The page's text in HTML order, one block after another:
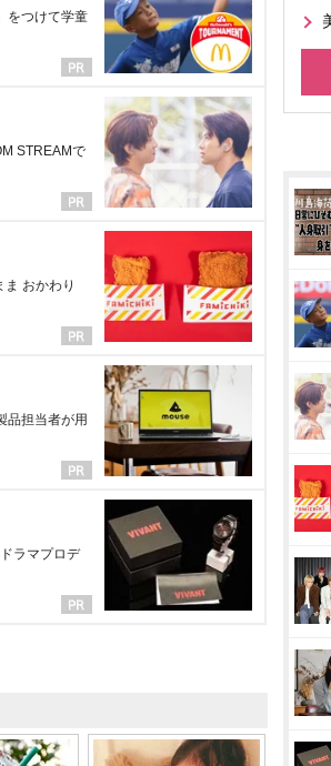
をつけて学童
STREAMで
おかわり
品担当者が用
ラマプロデ